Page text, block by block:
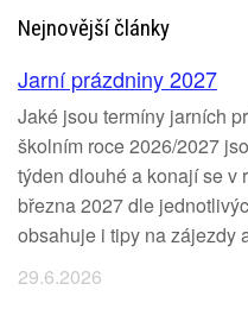
Nejnovější články
Jarní prázdniny 2027
Jaké jsou termíny jarních
školním roce 2026/2027
týden dlouhé a konají se v
března 2027 dle
obsahuje i tipy na zájezdy
29.6.2026